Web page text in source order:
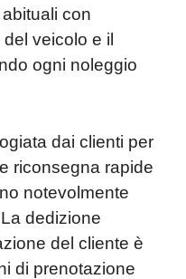
con
veicolo e il
ogni noleggio
dai clienti per
riconsegna rapide
notevolmente
dedizione
del cliente è
di prenotazione